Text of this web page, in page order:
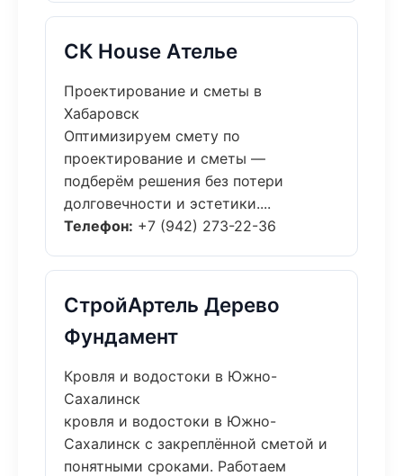
СК House Ателье
Проектирование и сметы в
Хабаровск
Оптимизируем смету по
проектирование и сметы —
подберём решения без потери
долговечности и эстетики....
Телефон: +7 (942) 273-22-36
СтройАртель Дерево
Фундамент
Кровля и водостоки в Южно-
Сахалинск
кровля и водостоки в Южно-
Сахалинск с закреплённой сметой и
понятными сроками. Работаем